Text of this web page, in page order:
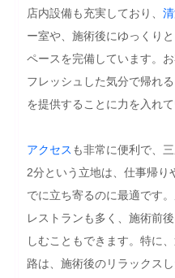
店内設備も充実しており、
ー室や、施術後にゆっくり
ペースを完備しています。
フレッシュした気分で帰れ
を提供することに力を入れて
アクセス も非常に便利で、
2分という立地は、仕事帰り
でに立ち寄るのに最適です
レストランも多く、施術前
しむこともできます。特に
路は、施術後のリラックス